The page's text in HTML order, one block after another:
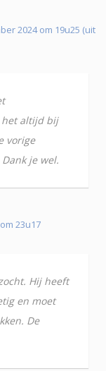
2024 om 19u25 (uit
het altijd bij
vorige
je wel.
23u17
Hij heeft
en moet
De